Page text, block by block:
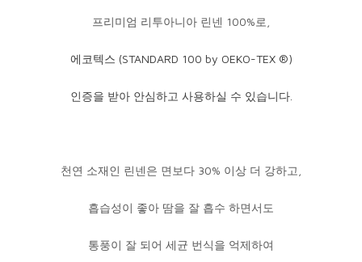
프리미엄 리투아니아 린넨 100%로,
에코텍스 (STANDARD 100 by OEKO-TEX ®)
인증을 받아 안심하고 사용하실 수 있습니다.
천연 소재인 린넨은 면보다 30% 이상 더 강하고,
흡습성이 좋아 땀을 잘 흡수 하면서도
통풍이 잘 되어 세균 번식을 억제하여